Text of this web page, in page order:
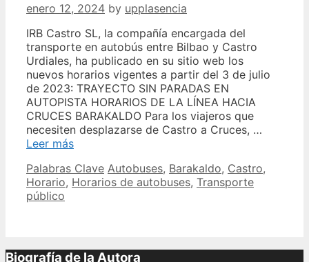
enero 12, 2024 by upplasencia
IRB Castro SL, la compañía encargada del
transporte en autobús entre Bilbao y Castro
Urdiales, ha publicado en su sitio web los
nuevos horarios vigentes a partir del 3 de julio
de 2023: TRAYECTO SIN PARADAS EN
AUTOPISTA HORARIOS DE LA LÍNEA HACIA
CRUCES BARAKALDO Para los viajeros que
necesiten desplazarse de Castro a Cruces, …
Leer másCastro
Autobuses
Barakaldo
Categories
Palabras Clave Tags
Autobuses, Barakaldo, Castro,
Horario, Horarios de autobuses, Transporte
público
Biografía de la Autora